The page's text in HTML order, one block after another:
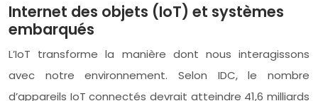
Internet des objets (IoT) et systèmes
embarqués
L’IoT transforme la manière dont nous interagissons
avec notre environnement. Selon IDC, le nombre
d’appareils IoT connectés devrait atteindre 41,6 milliards